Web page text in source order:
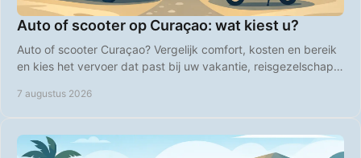
Auto of scooter op Curaçao: wat kiest u?
Auto of scooter Curaçao? Vergelijk comfort, kosten en bereik
en kies het vervoer dat past bij uw vakantie, reisgezelschap
7 augustus 2026